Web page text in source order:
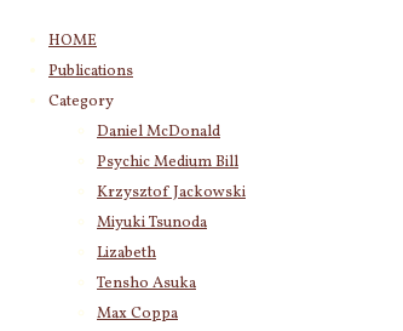
HOME
Publications
Category
Daniel McDonald
Psychic Medium Bill
Krzysztof Jackowski
Miyuki Tsunoda
Lizabeth
Tensho Asuka
Max Coppa